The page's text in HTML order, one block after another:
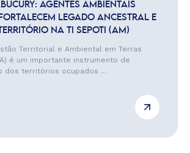
AGENTES AMBIENTAIS
LEGADO ANCESTRAL E
NA TI SEPOTI (AM)
Territorial e Ambiental em Terras
é um importante instrumento de
dos territórios ocupados ...